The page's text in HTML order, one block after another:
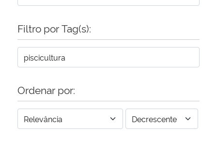
Filtro por Tag(s):
Ordenar por: